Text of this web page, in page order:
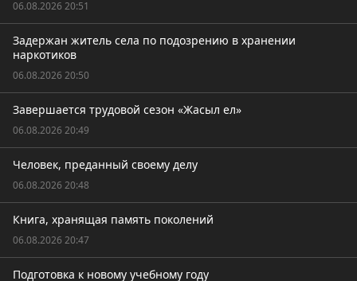
06.08.2026 20:51
Задержан житель села по подозрению в хранении
наркотиков
06.08.2026 20:50
Завершается трудовой сезон «Жасыл ел»
06.08.2026 20:49
Человек, преданный своему делу
06.08.2026 20:48
Книга, хранящая память поколений
06.08.2026 20:47
Подготовка к новому учебному году